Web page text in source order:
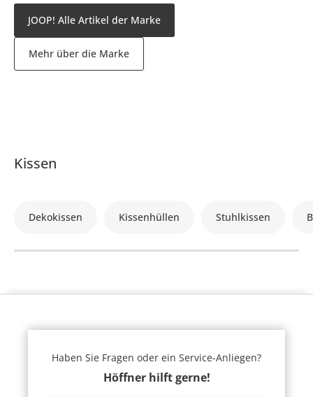
JOOP! Alle Artikel der Marke
Mehr über die Marke
Kissen
Dekokissen Kissenhüllen Stuhlkissen
Haben Sie Fragen oder ein Service-Anliegen?
Höffner hilft gerne!